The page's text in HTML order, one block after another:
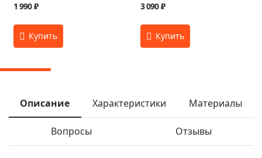
1 990 ₽ 3 090 ₽
Описание Характеристики Материалы
Вопросы Отзывы